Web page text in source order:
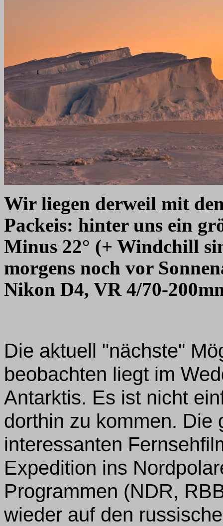
Wir liegen derweil mit
Packeis: hinter uns ein
Minus 22° (+ Windchill
morgens noch vor
Nikon D4, VR 4/70-
Die aktuell "nächste"
beobachten liegt im
Antarktis. Es ist nicht
dorthin zu kommen. Die
interessanten
Expedition ins
Programmen (NDR,
wieder auf den